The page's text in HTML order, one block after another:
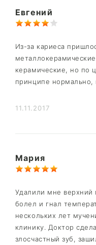
Евгений
Из-за кариеса
керамические, но по
принципе нормально,
11.11.2017
Мария
Удалили мне верхний
болел и гнал
нескольких лет
клинику. Доктор
злосчастный зуб,